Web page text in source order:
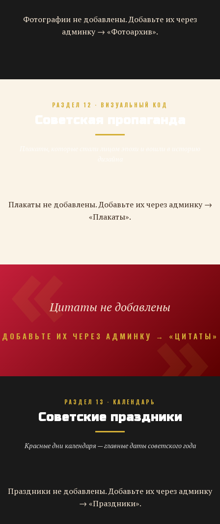
Фотографии не добавлены. Добавьте их через
админку → «Фотоархив».
РАЗДЕЛ 12 · ВИЗУАЛЬНЫЙ КОД
Советская пропаганда
Плакаты не добавлены. Добавьте их через админку →
«Плакаты».
Цитаты не добавлены
ДОБАВЬТЕ ИХ ЧЕРЕЗ АДМИНКУ → «ЦИТАТЫ»
РАЗДЕЛ 13 · КАЛЕНДАРЬ
Советские праздники
Красные дни календаря — главные даты советского года
Праздники не добавлены. Добавьте их через админку
→ «Праздники».